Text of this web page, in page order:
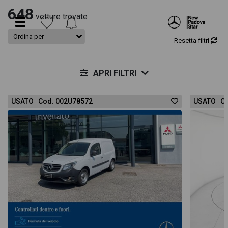
648 vetture trovate
Resetta filtri
APRI FILTRI
USATO Cod. 002U78572 USATO